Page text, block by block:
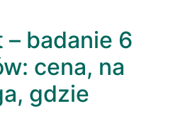
badanie 6
cena, na
gdzie